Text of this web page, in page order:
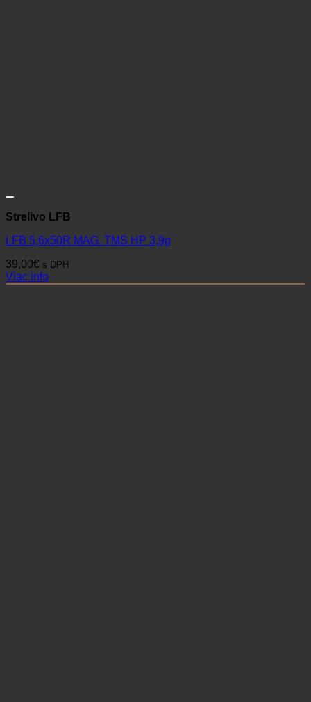
Strelivo LFB
LFB 5,6x50R MAG. TMS HP 3,9g
39,00€ s DPH
Viac info